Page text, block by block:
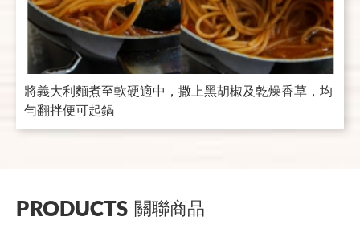
將義大利麵煮至軟硬適中，撒上黑胡椒及乾燥香草，均
勻翻拌便可起鍋
PRODUCTS 關聯商品